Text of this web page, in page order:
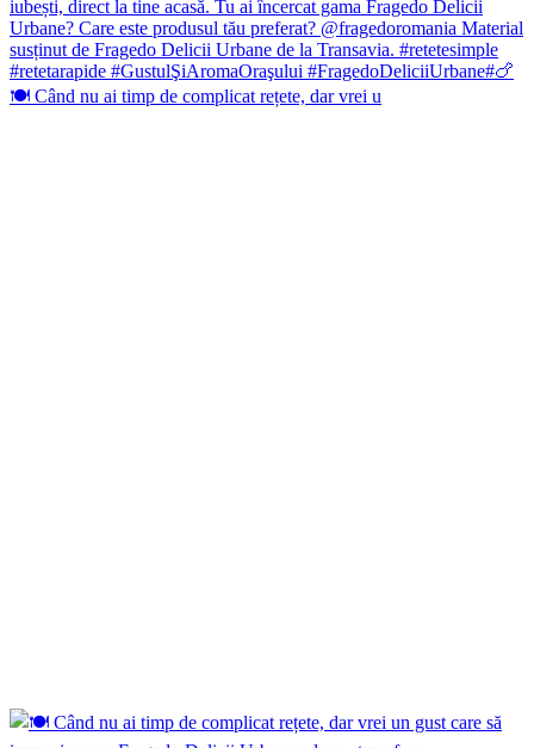
🍽️ Când nu ai timp de complicat rețete, dar vrei u